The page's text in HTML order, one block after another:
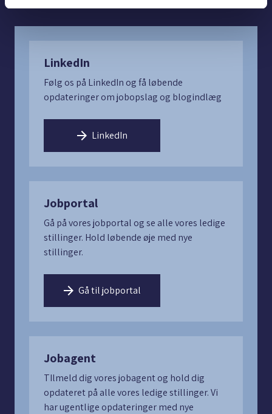
de har indsamlet fra din brug af deres tjenester. Du
LinkedIn
Følg os på LinkedIn og få løbende
opdateringer om jobopslag og blogindlæg
LinkedIn
Jobportal
Gå på vores jobportal og se alle vores ledige
stillinger. Hold løbende øje med nye
stillinger.
Gå til jobportal
Jobagent
TIlmeld dig vores jobagent og hold dig
opdateret på alle vores ledige stillinger. Vi
har ugentlige opdateringer med nye